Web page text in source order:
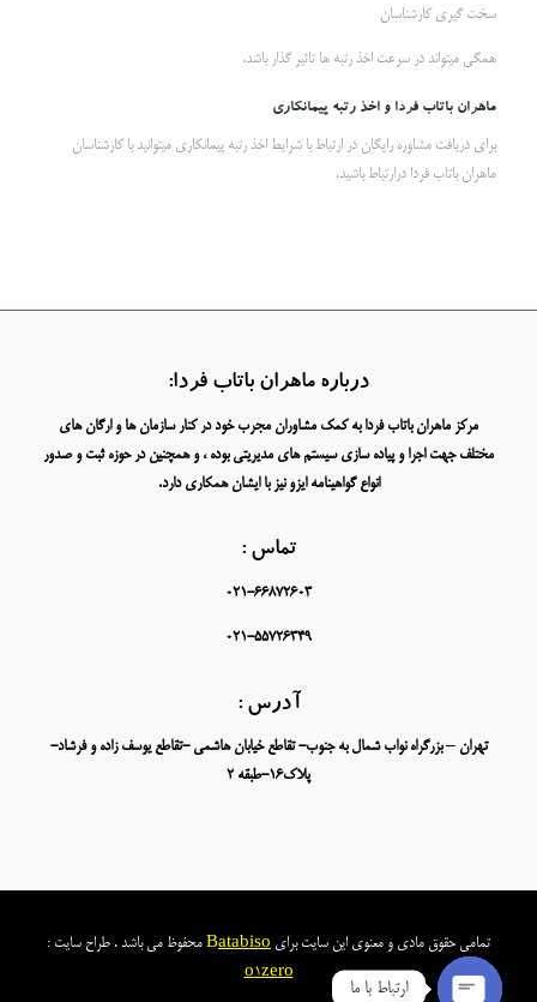
سخت گیری کارشناسان
همگی میتواند در سرعت اخذ رتبه ها تاثیر گذار باشد.
ماهران باتاب فردا و اخذ رتبه پیمانکاری
برای دریافت مشاوره رایگان در ارتباط با شرایط اخذ رتبه پیمانکاری میتوانید با کارشناسان
ماهران باتاب فردا درارتباط باشید.
درباره ماهران باتاب فردا:
مرکز ماهران باتاب فردا به کمک مشاوران مجرب خود در کنار سازمان ها و ارگان های
مختلف جهت اجرا و پیاده سازی سیستم های مدیریتی بوده ، و همچنین در حوزه ثبت و صدور
انواع گواهینامه ایزو نیز با ایشان همکاری دارد.
تماس :
021-66872603
021-55726349
آدرس :
تهران – بزرگراه نواب شمال به جنوب- تقاطع خیابان هاشمی -تقاطع یوسف زاده و فرشاد-
پلاک16-طبقه 2
تمامی حقوق مادی و معنوی این سایت برای Batabiso
محفوظ می باشد . طراح سایت :
o1zero
ارتباط با ما